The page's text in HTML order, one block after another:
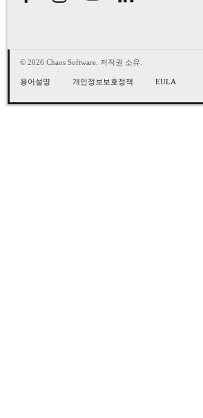
© 2026 Chaos Software. 저작권 소유.
용어설명 개인정보보호정책 EULA